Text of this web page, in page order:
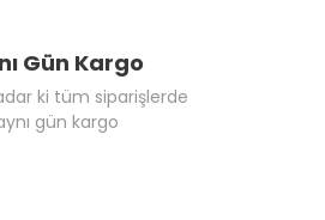
Gün Kargo
ki tüm siparişlerde
gün kargo